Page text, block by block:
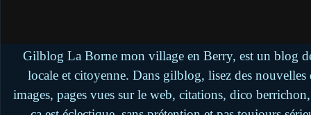
Gilblog La Borne mon village en Berry, est un blog
locale et citoyenne. Dans gilblog, lisez des
images, pages vues sur le web, citations, dico